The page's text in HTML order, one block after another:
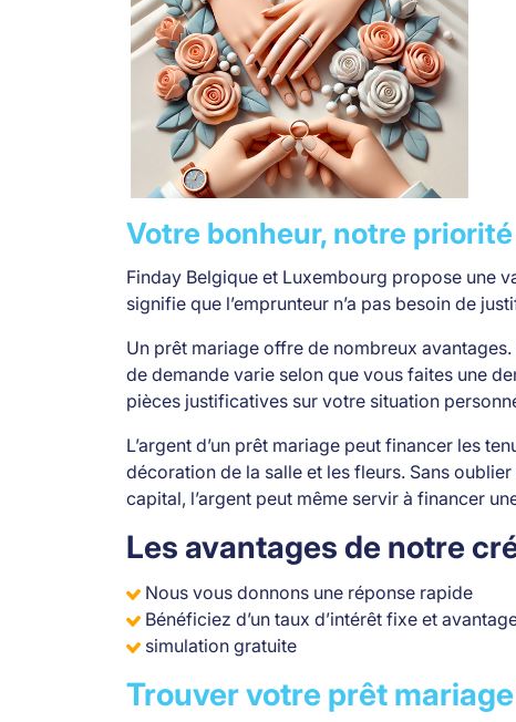
Votre bonheur, notre
Finday Belgique et Luxembourg propose une
signifie que l’emprunteur n’a pas besoin de
Un prêt mariage offre de nombreux
de demande varie selon que vous faites une
pièces justificatives sur votre situation
L’argent d’un prêt mariage peut financer les
décoration de la salle et les fleurs. Sans
capital, l’argent peut même servir à financer
Les avantages de notre
Nous vous donnons une réponse rapide
Bénéficiez d’un taux d’intérêt fixe et
simulation gratuite
Trouver votre prêt